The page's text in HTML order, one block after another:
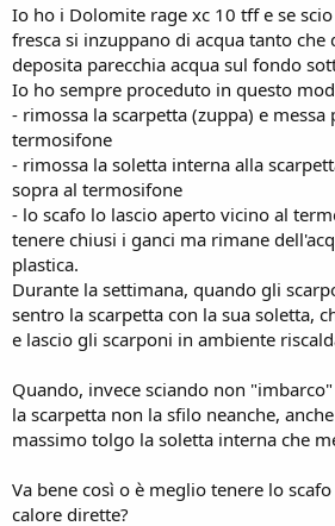
Io ho i Dolomite rage xc 10 tff e se
fresca si inzuppano di acqua tanto che
deposita parecchia acqua sul fondo
Io ho sempre proceduto in questo
- rimossa la scarpetta (zuppa) e
termosifone
- rimossa la soletta interna alla
sopra al termosifone
- lo scafo lo lascio aperto vicino al
tenere chiusi i ganci ma rimane
plastica.
Durante la settimana, quando gli
sentro la scarpetta con la sua soletta,
e lascio gli scarponi in ambiente
Quando, invece sciando non
la scarpetta non la sfilo neanche,
massimo tolgo la soletta interna che
Va bene così o è meglio tenere lo
calore dirette?